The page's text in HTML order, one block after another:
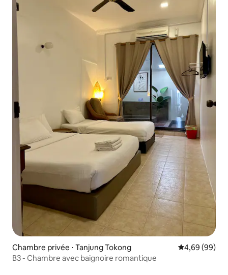
Chambre privée ⋅ Tanjung Tokong Évaluation
4,69 (99)
B3 - Chambre avec baignoire romantique